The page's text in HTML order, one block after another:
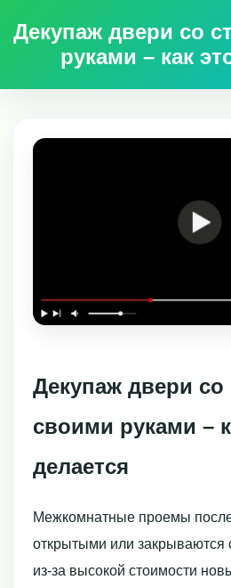
Декупаж двери со
руками – как
Декупаж двери со
своими руками –
делается
Межкомнатные проемы
открытыми или закрываются
из-за высокой стоимости